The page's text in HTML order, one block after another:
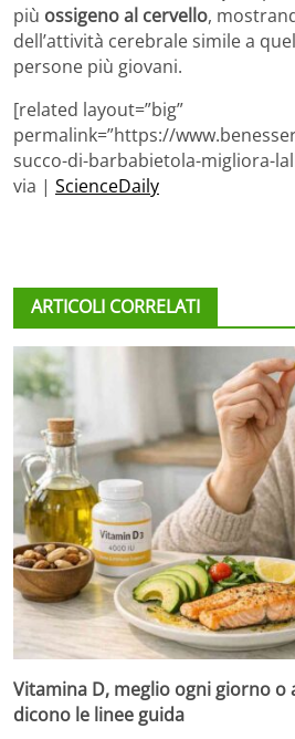
più ossigeno al cervello,
dell’attività cerebrale simile a
persone più giovani.
[related layout=”big”
permalink=”https://
succo-di-barbabietola-migliora-
via | ScienceDaily
ARTICOLI CORRELATI
Vitamina D, meglio ogni giorno o
dicono le linee guida